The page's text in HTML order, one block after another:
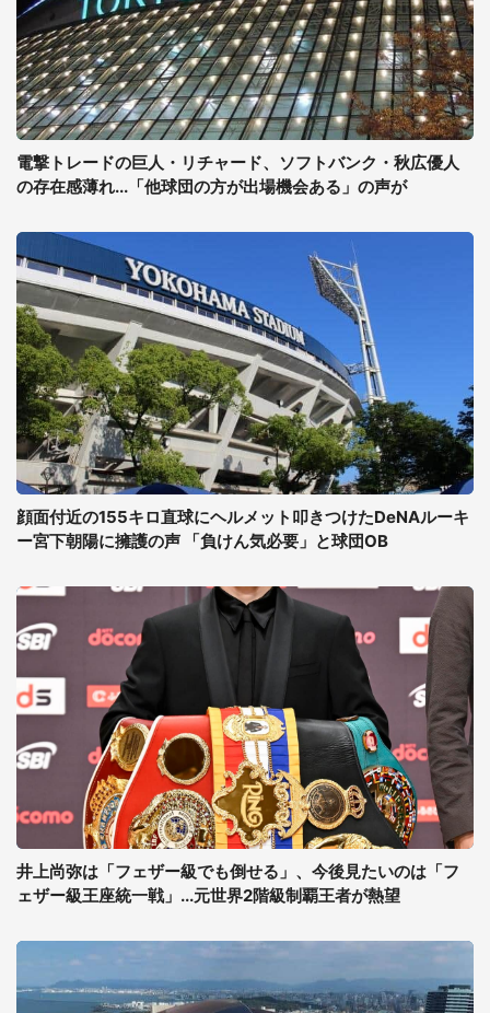
電撃トレードの巨人・リチャード、ソフトバンク・秋広優人
の存在感薄れ...「他球団の方が出場機会ある」の声が
顔面付近の155キロ直球にヘルメット叩きつけたDeNAルーキ
ー宮下朝陽に擁護の声 「負けん気必要」と球団OB
井上尚弥は「フェザー級でも倒せる」、今後見たいのは「フ
ェザー級王座統一戦」...元世界2階級制覇王者が熱望